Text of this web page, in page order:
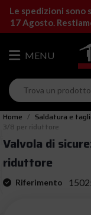
Le spedizioni sono
17 Agosto.
Home Saldatura e
3/8 per riduttore
Valvola di
riduttore
Riferimento